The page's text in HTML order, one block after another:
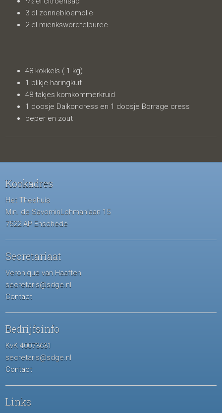
3 dl zonnebloemolie
2 el mierikswordtelpuree
48 kokkels ( 1 kg)
1 blikje haringkuit
48 takjes komkommerkruid
1 doosje Daikoncress en 1 doosje Borrage cress
peper en zout
Kookadres
Het Theehuis
Min. de SavorninLohmanlaan 15
7522 AP Enschede
Secretariaat
Veronique van Haaften
secretaris@sdge.nl
Contact
Bedrijfsinfo
KvK 40073631
secretaris@sdge.nl
Contact
Links